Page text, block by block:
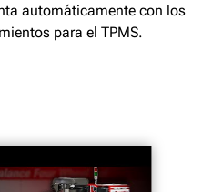
automáticamente con los
para el TPMS.